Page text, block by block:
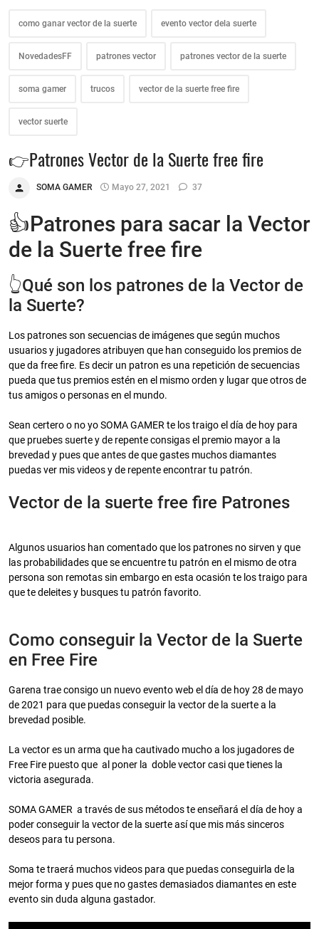
como ganar vector de la suerte evento vector dela suerte
NovedadesFF patrones vector patrones vector de la suerte
soma gamer trucos vector de la suerte free fire
vector suerte
👉Patrones Vector de la Suerte free fire
SOMA GAMER Mayo 27, 2021 37
👍Patrones para sacar la Vector
de la Suerte free fire
👆Qué son los patrones de la Vector de
la Suerte?
Los patrones son secuencias de imágenes que según muchos
usuarios y jugadores atribuyen que han conseguido los premios de
que da free fire. Es decir un patron es una repetición de secuencias
pueda que tus premios estén en el mismo orden y lugar que otros de
tus amigos o personas en el mundo.
Sean certero o no yo SOMA GAMER te los traigo el día de hoy para
que pruebes suerte y de repente consigas el premio mayor a la
brevedad y pues que antes de que gastes muchos diamantes
puedas ver mis videos y de repente encontrar tu patrón.
Vector de la suerte free fire Patrones
Algunos usuarios han comentado que los patrones no sirven y que
las probabilidades que se encuentre tu patrón en el mismo de otra
persona son remotas sin embargo en esta ocasión te los traigo para
que te deleites y busques tu patrón favorito.
Como conseguir la Vector de la Suerte
en Free Fire
Garena trae consigo un nuevo evento web el día de hoy 28 de mayo
de 2021 para que puedas conseguir la vector de la suerte a la
brevedad posible.
La vector es un arma que ha cautivado mucho a los jugadores de
Free Fire puesto que al poner la doble vector casi que tienes la
victoria asegurada.
SOMA GAMER a través de sus métodos te enseñará el día de hoy a
poder conseguir la vector de la suerte así que mis más sinceros
deseos para tu persona.
Soma te traerá muchos videos para que puedas conseguirla de la
mejor forma y pues que no gastes demasiados diamantes en este
evento sin duda alguna gastador.